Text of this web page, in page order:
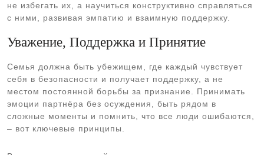
не избегать их, а научиться конструктивно справляться
с ними, развивая эмпатию и взаимную поддержку.
Уважение, Поддержка и Принятие
Семья должна быть убежищем, где каждый чувствует
себя в безопасности и получает поддержку, а не
местом постоянной борьбы за признание. Принимать
эмоции партнёра без осуждения, быть рядом в
сложные моменты и помнить, что все люди ошибаются,
– вот ключевые принципы.